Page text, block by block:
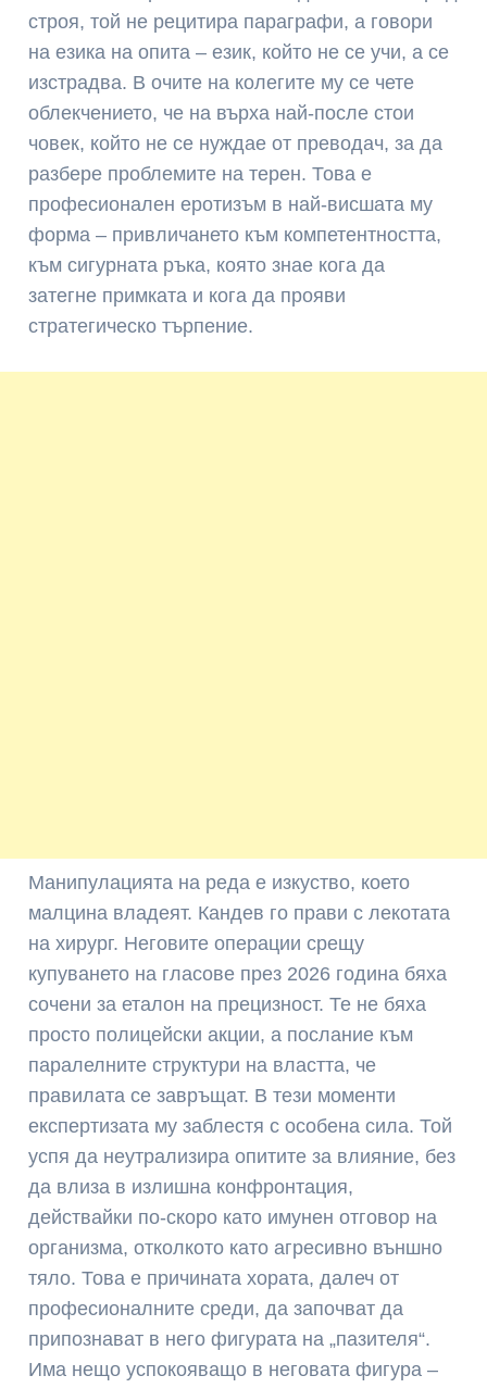
строя, той не рецитира параграфи, а говори
на езика на опита – език, който не се учи, а се
изстрадва. В очите на колегите му се чете
облекчението, че на върха най-после стои
човек, който не се нуждае от преводач, за да
разбере проблемите на терен. Това е
професионален еротизъм в най-висшата му
форма – привличането към компетентността,
към сигурната ръка, която знае кога да
затегне примката и кога да прояви
стратегическо търпение.
Манипулацията на реда е изкуство, което
малцина владеят. Кандев го прави с лекотата
на хирург. Неговите операции срещу
купуването на гласове през 2026 година бяха
сочени за еталон на прецизност. Те не бяха
просто полицейски акции, а послание към
паралелните структури на властта, че
правилата се завръщат. В тези моменти
експертизата му заблестя с особена сила. Той
успя да неутрализира опитите за влияние, без
да влиза в излишна конфронтация,
действайки по-скоро като имунен отговор на
организма, отколкото като агресивно външно
тяло. Това е причината хората, далеч от
професионалните среди, да започват да
припознават в него фигурата на „пазителя“.
Има нещо успокояващо в неговата фигура –